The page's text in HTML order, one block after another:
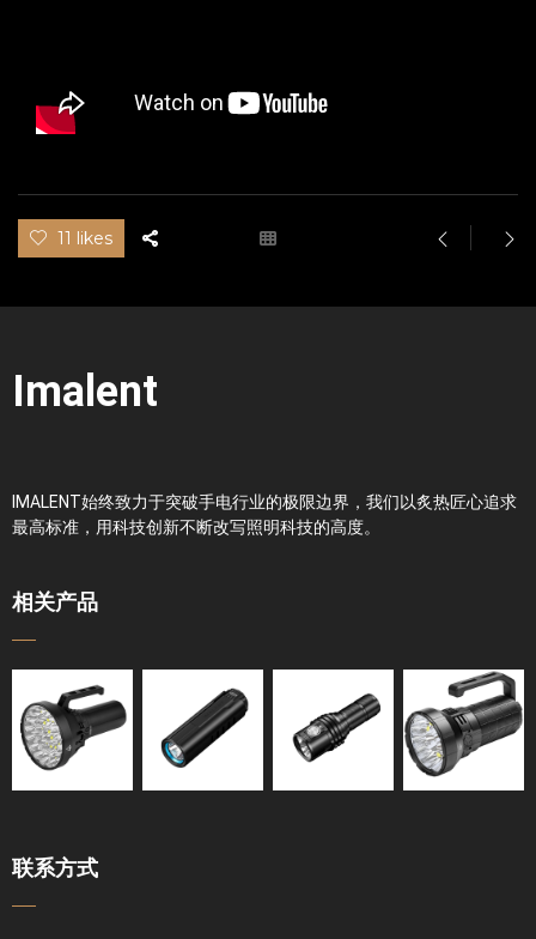
11 likes
Imalent
IMALENT始终致力于突破手电行业的极限边界，我们以炙热匠心追求
最高标准，用科技创新不断改写照明科技的高度。
相关产品
联系方式